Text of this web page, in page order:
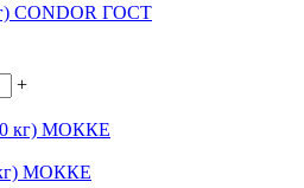
CONDOR ГОСТ
+
МОККЕ